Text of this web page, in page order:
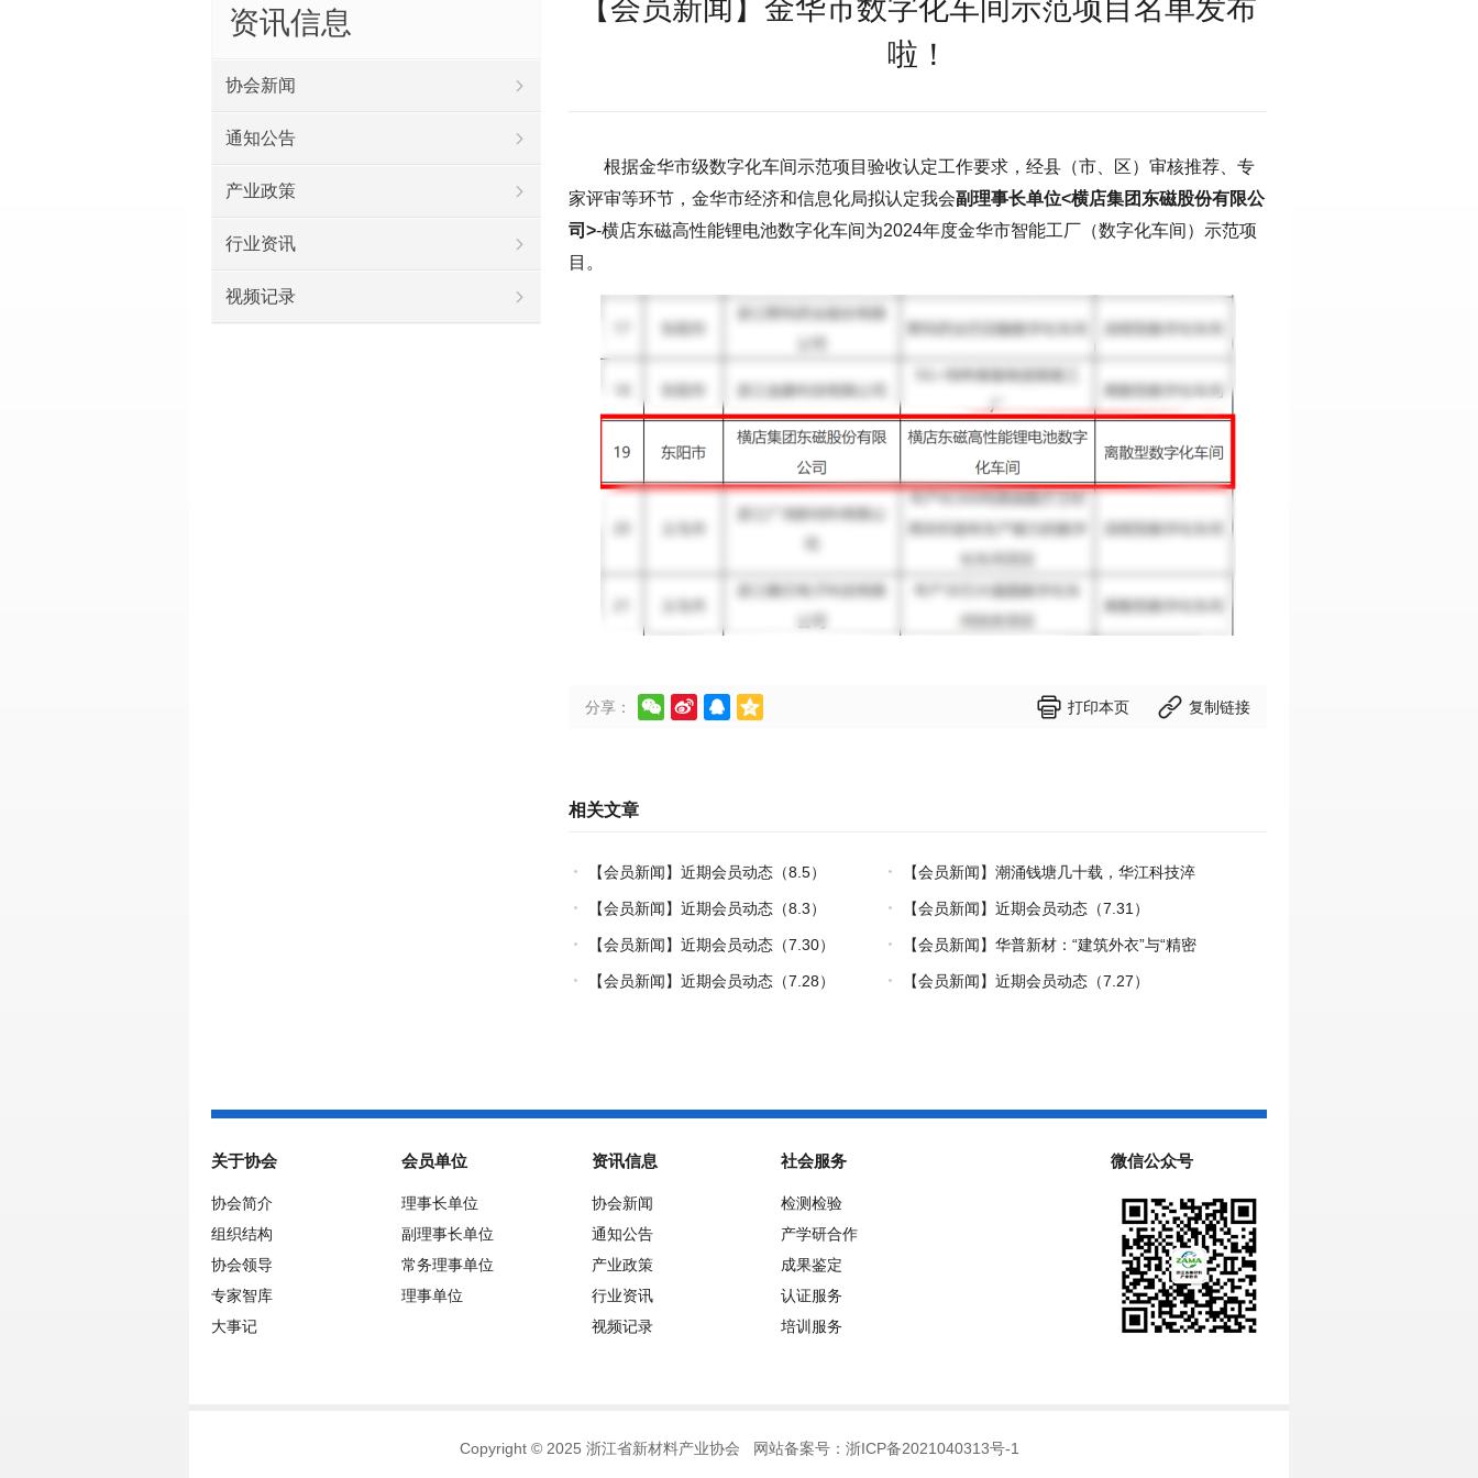
【会员新闻】金华市数字化车间示范项目名单发布
啦！
根据金华市级数字化车间示范项目验收认定工作要求，经县（市、区）审核推荐、专
家评审等环节，金华市经济和信息化局拟认定我会副理事长单位<横店集团东磁股份有限公
司>-横店东磁高性能锂电池数字化车间为2024年度金华市智能工厂（数字化车间）示范项
目。
分享：      打印本页  复制链接
相关文章
【会员新闻】近期会员动态（8.5）
【会员新闻】潮涌钱塘几十载，华江科技淬
炼热塑复材中国力量
【会员新闻】近期会员动态（8.3） 【会员新闻】近期会员动态（7.31）
【会员新闻】近期会员动态（7.30）
【会员新闻】华普新材：“建筑外衣”与“精密
制造”的双轮驱动之路
【会员新闻】近期会员动态（7.28） 【会员新闻】近期会员动态（7.27）
资讯信息
协会新闻
通知公告
产业政策
行业资讯
视频记录
关于协会
协会简介
组织结构
协会领导
专家智库
大事记
会员单位
理事长单位
副理事长单位
常务理事单位
理事单位
资讯信息
协会新闻
通知公告
产业政策
行业资讯
视频记录
社会服务
检测检验
产学研合作
成果鉴定
认证服务
培训服务
微信公众号
Copyright © 2025 浙江省新材料产业协会 网站备案号： 浙ICP备2021040313号-1